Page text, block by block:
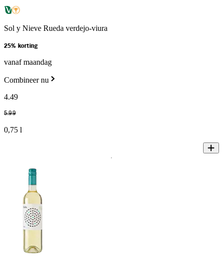
Sol y Nieve Rueda verdejo-viura
25% korting
vanaf maandag
Combineer nu
4.49
5.99
0,75 l